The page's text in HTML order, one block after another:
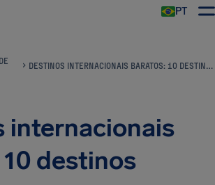
PT
DESTINOS INTERNACIONAIS BARATOS: 10 DESTINOS INCRÍVEIS
internacionais
destinos